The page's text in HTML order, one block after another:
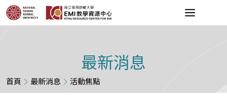
最新消息
首頁 最新消息 活動焦點